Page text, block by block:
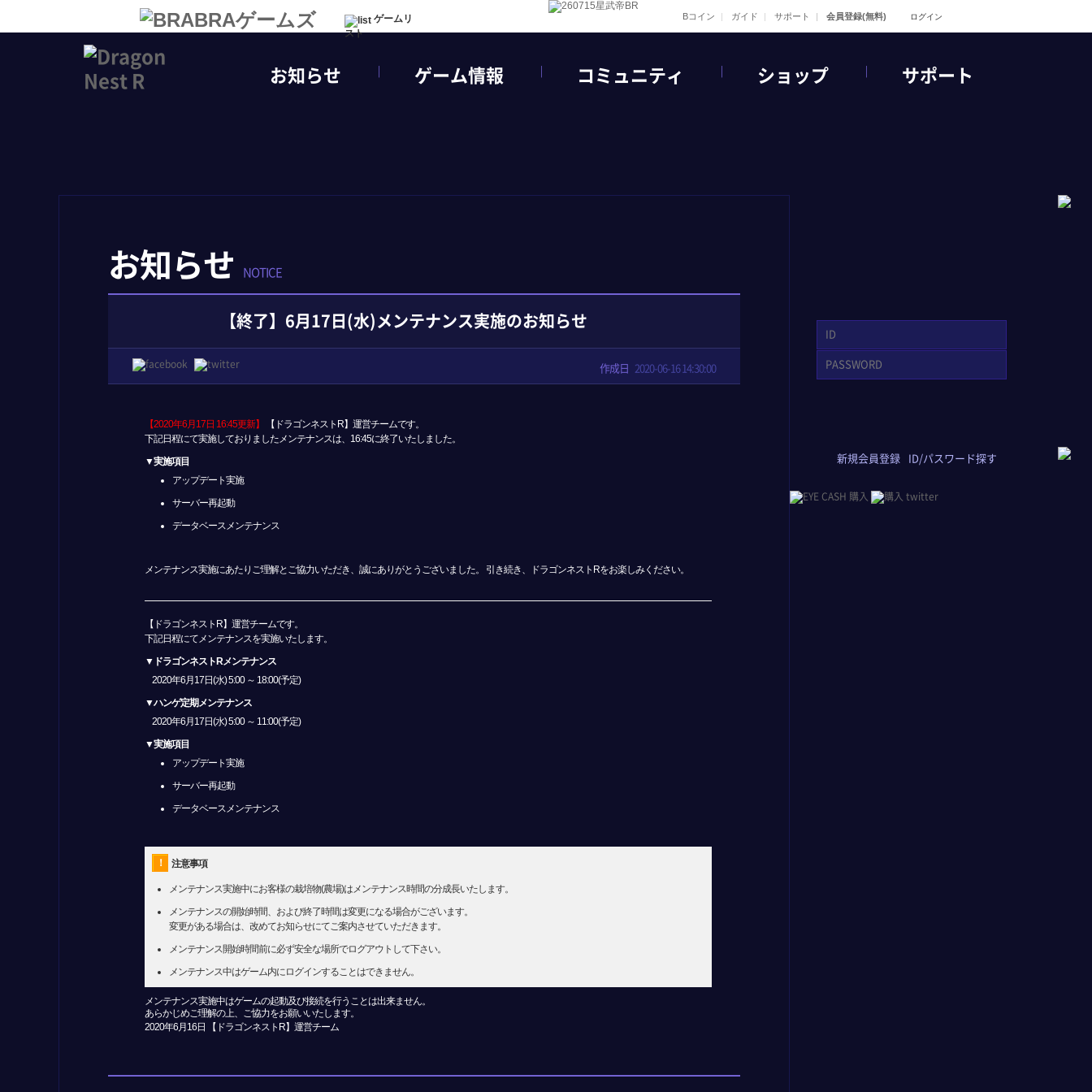
ゲームリ
スト
Bコイン ガイド サポート 会員登録(無料) ログイン
お知らせ ゲーム情報 コミュニティ ショップ サポート
お知らせ NOTICE
【終了】6月17日(水)メンテナンス実施のお知らせ
作成日 2020-06-16 14:30:00
【2020年6月17日 16:45更新】
【ドラゴンネストR】運営チームです。
下記日程にて実施しておりましたメンテナンスは、16:45に終了いたしました。
▼実施項目
アップデート実施
サーバー再起動
データベースメンテナンス
メンテナンス実施にあたりご理解とご協力いただき、誠にありがとうございました。 引き続き、ドラゴンネストRをお楽しみください。
【ドラゴンネストR】運営チームです。
下記日程にてメンテナンスを実施いたします。
▼ドラゴンネストRメンテナンス
2020年6月17日(水) 5:00 ～ 18:00(予定)
▼ハンゲ定期メンテナンス
2020年6月17日(水) 5:00 ～ 11:00(予定)
▼実施項目
アップデート実施
サーバー再起動
データベースメンテナンス
！ 注意事項
メンテナンス実施中にお客様の栽培物(農場)はメンテナンス時間の分成長いたします。
メンテナンスの開始時間、および終了時間は変更になる場合がございます。
変更がある場合は、改めてお知らせにてご案内させていただきます。
メンテナンス開始時間前に必ず安全な場所でログアウトして下さい。
メンテナンス中はゲーム内にログインすることはできません。
メンテナンス実施中はゲームの起動及び接続を行うことは出来ません。
あらかじめご理解の上、ご協力をお願いいたします。
2020年6月16日 【ドラゴンネストR】運営チーム
新規会員登録 ID/パスワード探す